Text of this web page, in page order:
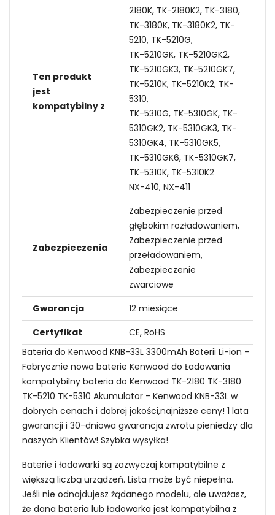
Ten produkt
jest
kompatybilny z
2180K, TK-2180K2, TK-3180,
TK-3180K, TK-3180K2, TK-
5210, TK-5210G,
TK-5210GK, TK-5210GK2,
TK-5210GK3, TK-5210GK7,
TK-5210K, TK-5210K2, TK-
5310,
TK-5310G, TK-5310GK, TK-
5310GK2, TK-5310GK3, TK-
5310GK4, TK-5310GK5,
TK-5310GK6, TK-5310GK7,
TK-5310K, TK-5310K2
NX-410, NX-411
Zabezpieczenia
Zabezpieczenie przed
głębokim rozładowaniem,
Zabezpieczenie przed
przeładowaniem,
Zabezpieczenie
zwarciowe
Gwarancja
12 miesiące
Certyfikat
CE, RoHS
Bateria do Kenwood KNB-33L 3300mAh Baterii Li-ion -
Fabrycznie nowa baterie Kenwood do Ładowania
kompatybilny bateria do Kenwood TK-2180 TK-3180
TK-5210 TK-5310 Akumulator - Kenwood KNB-33L w
dobrych cenach i dobrej jakości,najniższe ceny! 1 lata
gwarancji i 30-dniowa gwarancja zwrotu pieniedzy dla
naszych Klientów! Szybka wysyłka!
Baterie i ładowarki są zazwyczaj kompatybilne z
większą liczbą urządzeń. Lista może być niepełna.
Jeśli nie odnajdujesz żądanego modelu, ale uważasz,
że dana bateria lub ładowarka jest kompatybilna z